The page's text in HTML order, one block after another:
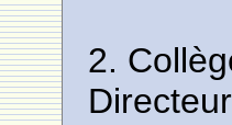
2.